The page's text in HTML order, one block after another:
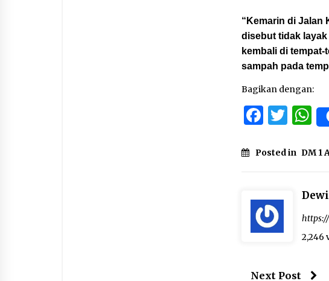
“Kemarin di Jalan
disebut tidak
kembali di
sampah pada
Bagikan dengan:
Posted in DM 1
2,246
Next Post